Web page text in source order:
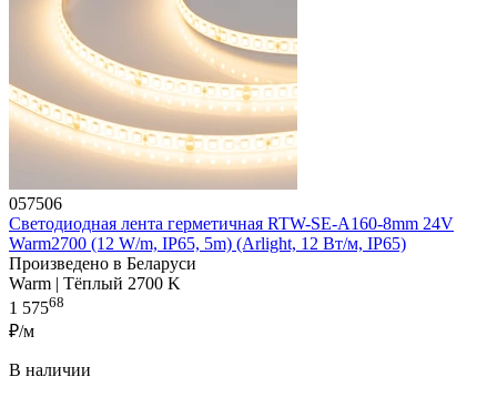
057506
Светодиодная лента герметичная RTW-SE-A160-8mm 24V
Warm2700 (12 W/m, IP65, 5m) (Arlight, 12 Вт/м, IP65)
Произведено в Беларуси
Warm | Тёплый 2700 K
1 57568
₽/м
В наличии